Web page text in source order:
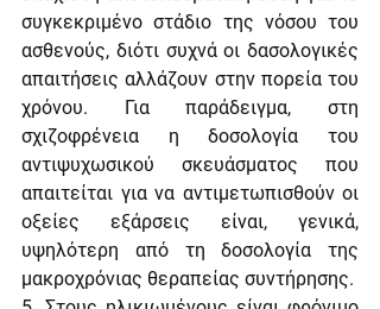
συγκεκριμένο στάδιο της νόσου του
ασθενούς, διότι συχνά οι δασολογικές
απαιτήσεις αλλάζουν στην πορεία του
χρόνου. Για παράδειγμα, στη
σχιζοφρένεια η δοσολογία του
αντιψυχωσικού σκευάσματος που
απαιτείται για να αντιμετωπισθούν οι
οξείες εξάρσεις είναι, γενικά,
υψηλότερη από τη δοσολογία της
μακροχρόνιας θεραπείας συντήρησης.